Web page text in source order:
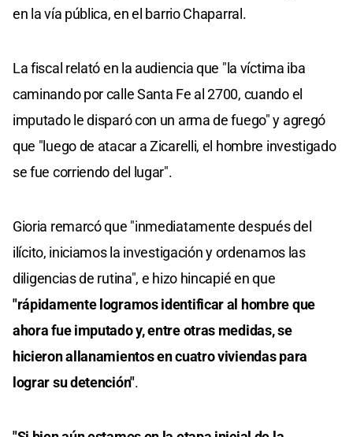
en la vía pública, en el barrio Chaparral.
La fiscal relató en la audiencia que "la víctima iba
caminando por calle Santa Fe al 2700, cuando el
imputado le disparó con un arma de fuego" y agregó
que "luego de atacar a Zicarelli, el hombre investigado
se fue corriendo del lugar".
Gioria remarcó que "inmediatamente después del
ilícito, iniciamos la investigación y ordenamos las
diligencias de rutina", e hizo hincapié en que
"rápidamente logramos identificar al hombre que
ahora fue imputado y, entre otras medidas, se
hicieron allanamientos en cuatro viviendas para
lograr su detención".